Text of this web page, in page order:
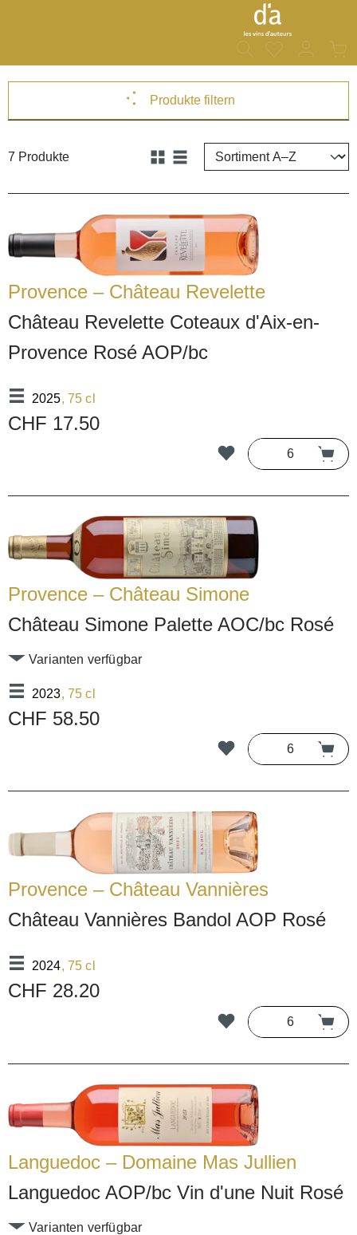
springen
Du hast 0
Produkte filtern
7 Produkte
Provence – Château Revelette
Château Revelette Coteaux d'Aix-en-
Provence Rosé AOP/bc
2025, 75 cl
CHF 17.50
Provence – Château Simone
Château Simone Palette AOC/bc Rosé
2023, 75 cl
Varianten verfügbar
CHF 58.50
Provence – Château Vannières
Château Vannières Bandol AOP Rosé
2024, 75 cl
CHF 28.20
Languedoc – Domaine Mas Jullien
Languedoc AOP/bc Vin d'une Nuit Rosé
Varianten verfügbar